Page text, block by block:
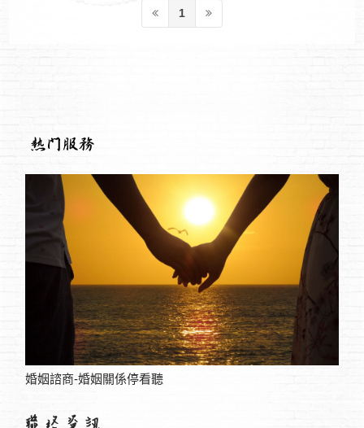
1
協議離婚服務